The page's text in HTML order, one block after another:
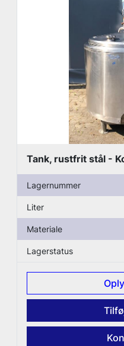
Tank, rustfrit stål -
Lagernummer
Liter
Materiale
Lagerstatus